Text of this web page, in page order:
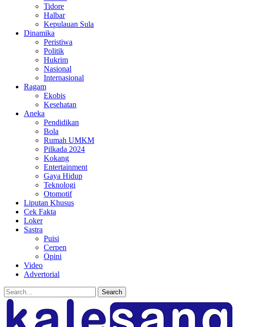
Tidore
Halbar
Kepulauan Sula
Dinamika
Peristiwa
Politik
Hukrim
Nasional
Internasional
Ragam
Ekobis
Kesehatan
Aneka
Pendidikan
Bola
Rumah UMKM
Pilkada 2024
Kokang
Entertainment
Gaya Hidup
Teknologi
Otomotif
Liputan Khusus
Cek Fakta
Loker
Sastra
Puisi
Cerpen
Opini
Video
Advertorial